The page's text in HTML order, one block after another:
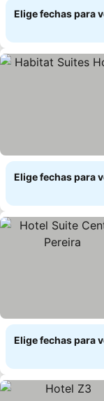
Elige fechas para
Elige fechas para
Elige fechas para